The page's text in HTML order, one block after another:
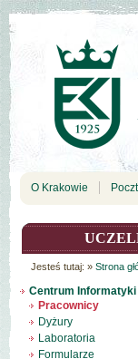
O Krakowie
Jesteś tutaj: » Strona
Centrum Informatyki
Pracownicy
Dyżury
Laboratoria
Formularze